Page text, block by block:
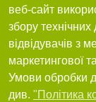
веб-сайт
збору
відвідувачів з
маркетингової
Умови обробки
див. "Політика